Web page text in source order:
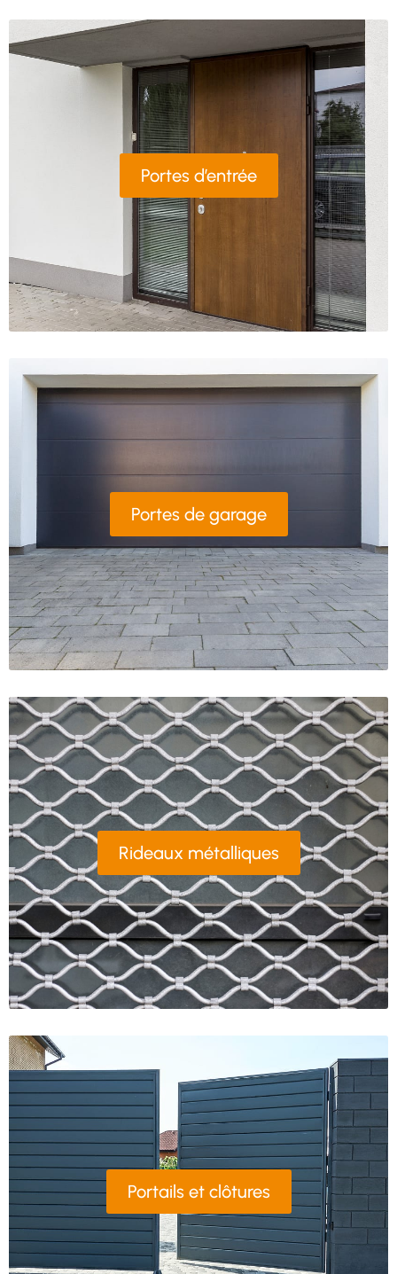
Portes d’entrée
Portes de garage
Rideaux métalliques
Portails et clôtures